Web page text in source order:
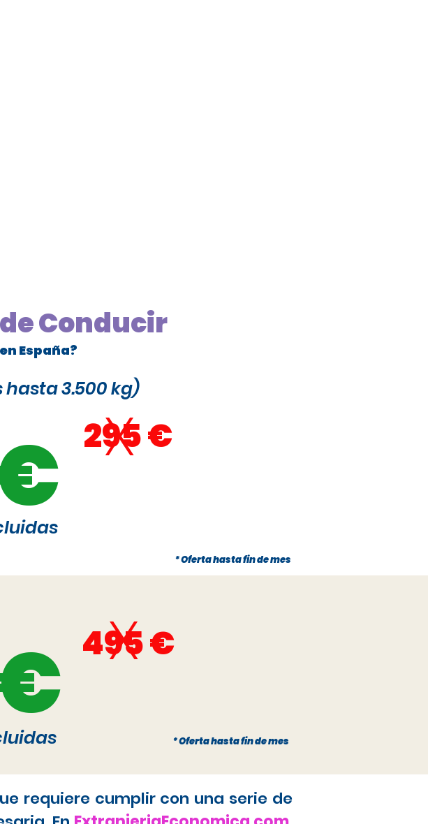
Conducir
España?
3.500 kg)
295 €
x
* Oferta hasta fin de mes
* Oferta hasta fin de mes
495 €
x
requiere cumplir con una serie de